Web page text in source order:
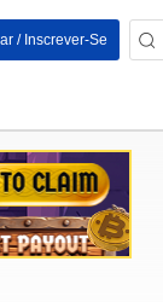
/ Inscrever-Se